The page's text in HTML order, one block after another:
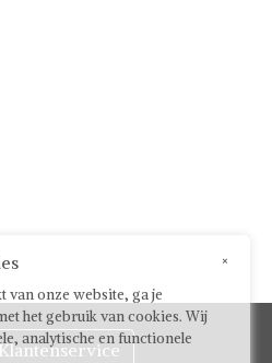
×
van onze website, ga je
het gebruik van cookies. Wij
analytische en functionele